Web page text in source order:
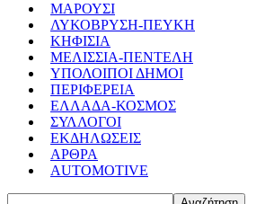
ΜΑΡΟΥΣΙ
ΛΥΚΟΒΡΥΣΗ-ΠΕΥΚΗ
ΚΗΦΙΣΙΑ
ΜΕΛΙΣΣΙΑ-ΠΕΝΤΕΛΗ
ΥΠΟΛΟΙΠΟΙ ΔΗΜΟΙ
ΠΕΡΙΦΕΡΕΙΑ
ΕΛΛΑΔΑ-ΚΟΣΜΟΣ
ΣΥΛΛΟΓΟΙ
ΕΚΔΗΛΩΣΕΙΣ
ΑΡΘΡΑ
AUTOMOTIVE